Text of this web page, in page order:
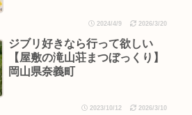
2024/4/9 2026/3/20
ジブリ好きなら行って欲しい
【屋敷の滝山荘まつぼっくり】
岡山県奈義町
2023/10/12 2026/3/10